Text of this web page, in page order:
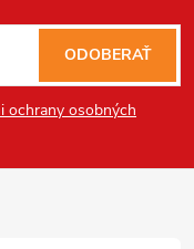
ochrany osobných
ODOBERAŤ